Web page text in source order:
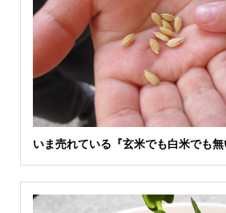
いま売れている『玄米でも白米でも